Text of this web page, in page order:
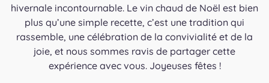
hivernale incontournable. Le vin chaud de Noël est bien
plus qu’une simple recette, c’est une tradition qui
rassemble, une célébration de la convivialité et de la
joie, et nous sommes ravis de partager cette
expérience avec vous. Joyeuses fêtes !